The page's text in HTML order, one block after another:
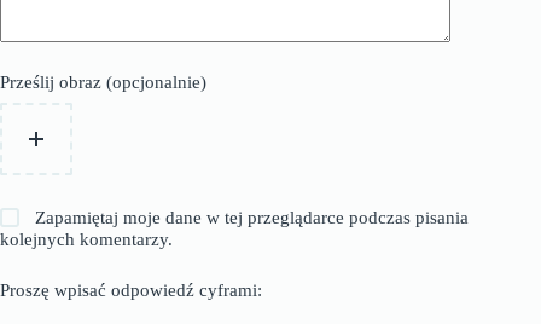
Prześlij obraz (opcjonalnie)
Zapamiętaj moje dane w tej przeglądarce podczas pisania
kolejnych komentarzy.
Proszę wpisać odpowiedź cyframi: